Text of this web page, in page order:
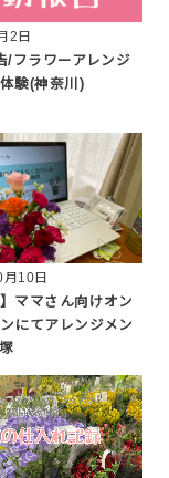
2日
/フラワーアレンジ
験(神奈川)
10日
】ママさん向けオン
にてアレンジメン